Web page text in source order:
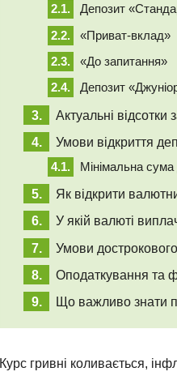
Депозит
«Приват-вклад»
«До запитання»
Депозит
Актуальні
Умови відкриття
Мінімальна сума
Як відкрити
У якій валюті
Умови
Оподаткування та
Що важливо знати
Курс гривні коливається,